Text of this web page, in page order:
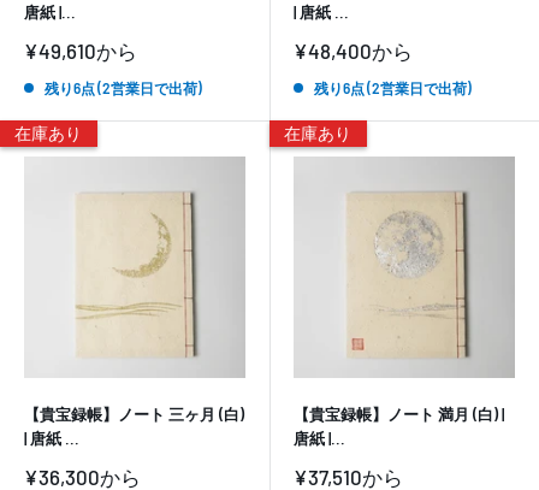
唐紙 |...
販
価
¥49,610から
残り6点 (2営業日で出荷)
| 唐紙 ...
販
価
¥48,400から
残り6点 (2営業日で出荷)
在庫あり
【貴宝録帳】ノート 三ヶ月 (白)
| 唐紙 ...
販
¥36,300から
在庫あり
【貴宝録帳】ノート 満月 (白) |
唐紙 |...
販
¥37,510から